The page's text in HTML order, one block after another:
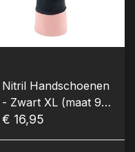
Nitril Handschoenen
- Zwart XL (maat 9-
10)
€ 16,95